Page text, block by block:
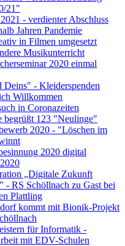
21"
- verdienter Abschluss
Jahren Pandemie
in Filmen umgesetzt
Musikunterricht
2020 einmal
- Kleiderspenden
Willkommen
in Coronazeiten
begrüßt 123 "Neulinge"
2020 - "Löschen im
2020 digital
„Digitale Zukunft
- RS Schöllnach zu Gast bei
Plattling
kommt mit Bionik-Projekt
für Informatik -
mit EDV-Schulen